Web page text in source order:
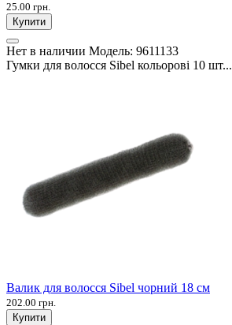
25.00 грн.
Купити
Нет в наличии Модель: 9611133
Гумки для волосся Sibel кольорові 10 шт...
Валик для волосся Sibel чорний 18 см
202.00 грн.
Купити